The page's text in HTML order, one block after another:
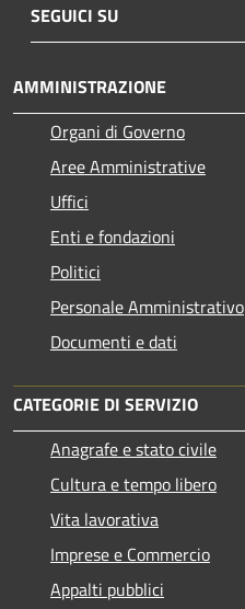
SEGUICI SU
AMMINISTRAZIONE
Organi di Governo
Aree Amministrative
Uffici
Enti e fondazioni
Politici
Personale Amministrativo
Documenti e dati
CATEGORIE DI SERVIZIO
Anagrafe e stato civile
Cultura e tempo libero
Vita lavorativa
Imprese e Commercio
Appalti pubblici